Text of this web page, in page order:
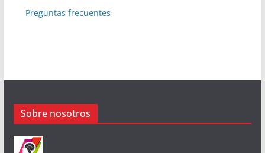
Preguntas frecuentes
Sobre nosotros